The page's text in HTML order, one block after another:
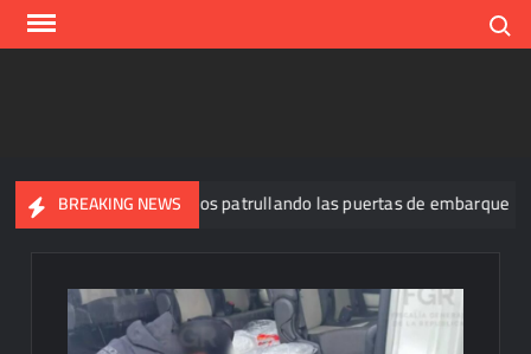
Skip
BREAKING NEWS
tiene a tres felinos patrullando las puertas de embarque